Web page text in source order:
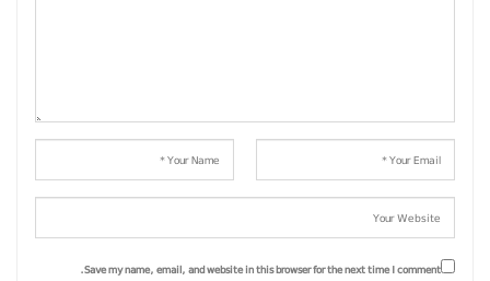
Save my name, email, and website in this browser for the next time I comment.